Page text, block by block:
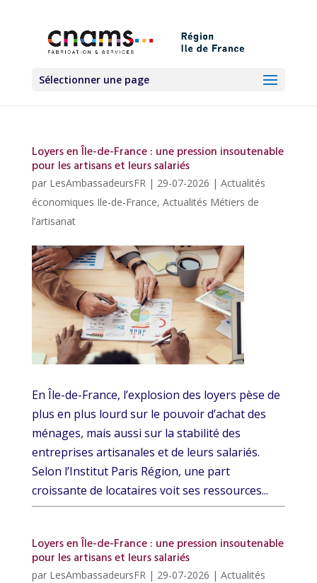
Sélectionner une page
Loyers en Île-de-France : une pression insoutenable
pour les artisans et leurs salariés
par LesAmbassadeursFR| 29-07-2026 | Actualités
économiques Ile-de-France, Actualités Métiers de
l’artisanat
En Île-de-France, l’explosion des loyers pèse de
plus en plus lourd sur le pouvoir d’achat des
ménages, mais aussi sur la stabilité des
entreprises artisanales et de leurs salariés.
Selon l’Institut Paris Région, une part
croissante de locataires voit ses ressources...
Loyers en Île-de-France : une pression insoutenable
pour les artisans et leurs salariés
par LesAmbassadeursFR| 29-07-2026 | Actualités